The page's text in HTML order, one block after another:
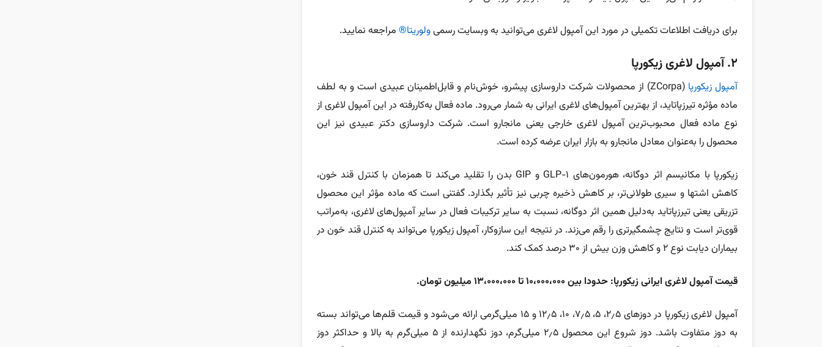
برای دریافت اطلاعات تکمیلی در مورد این آمپول لاغری می‌توانید به وبسایت رسمیولوریتا® مراجعه نمایید.
۲. آمپول لاغری زیکورپا
آمپول زیکورپا
(ZCorpa) از محصولات شرکت داروسازی پیشرو، خوش‌نام و قابل‌اطمینان عبیدی است و به لطف
ماده مؤثره تیرزپاتاید، از بهترین آمپول‌های لاغری ایرانی به شمار می‌رود. ماده فعال به‌کاررفته در این آمپول لاغری از
نوع ماده فعال محبوب‌ترین آمپول لاغری خارجی یعنی مانجارو است. شرکت داروسازی دکتر عبیدی نیز این
محصول را به‌عنوان معادل مانجارو به بازار ایران عرضه کرده است.
زیکورپا با مکانیسم اثر دوگانه، هورمون‌های GLP-1 و GIP بدن را تقلید می‌کند تا همزمان با کنترل قند خون،
کاهش اشتها و سیری طولانی‌تر، بر کاهش ذخیره چربی نیز تأثیر بگذارد. گفتنی‌ است که ماده مؤثر این محصول
تزریقی یعنی تیرزپاتاید به‌دلیل همین اثر دوگانه، نسبت به سایر ترکیبات فعال در سایر آمپول‌های لاغری، به‌مراتب
قوی‌تر است و نتایج چشمگیرتری را رقم می‌زند. در نتیجه این سازوکار، آمپول زیکورپا می‌تواند به کنترل قند خون در
بیماران دیابت نوع ۲ و کاهش وزن بیش از ۳۰ درصد کمک کند.
قیمت آمپول لاغری ایرانی زیکورپا: حدودا بین ۱۰،۰۰۰،۰۰۰ تا ۱۳،۰۰۰،۰۰۰ میلیون تومان.
آمپول لاغری زیکورپا در دوزهای ۲٫۵، ۵، ۷٫۵، ۱۰، ۱۲٫۵ و ۱۵ میلی‌گرمی ارائه می‌شود و قیمت قلم‌ها می‌تواند بسته
به دوز متفاوت باشد. دوز شروع این محصول ۲٫۵ میلی‌گرم، دوز نگهدارنده از ۵ میلی‌گرم به بالا و حداکثر دوز